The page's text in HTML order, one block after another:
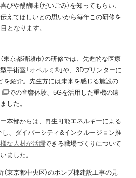
や醍醐味（だいごみ）を知ってもらい、
えてほしいとの思いから毎年この研修を
となります。
東京都清瀬市）の研修では、先進的な医療
手術室「オペルミ®」や、3Dプリンターに
を紹介。先生方には未来を感じる施設の
での音響体験、5Gを活用した重機の遠
した。
本部からは、再生可能エネルギーによる
し、ダイバーシティ&インクルージョン推
な人材が活躍できる職場づくりについて
ました。
東京都中央区）のポンプ棟建設工事の見